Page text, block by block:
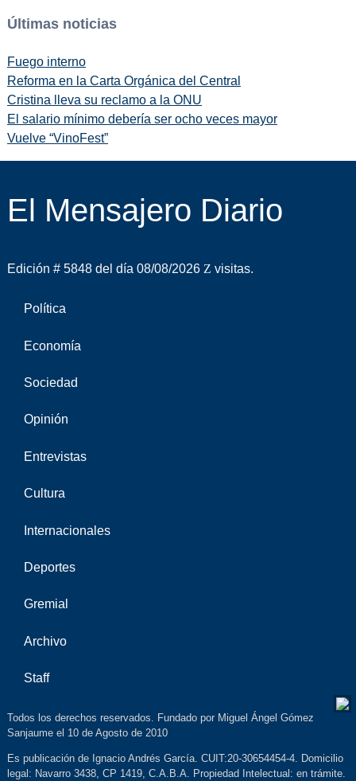
Últimas noticias
Fuego interno
Reforma en la Carta Orgánica del Central
Cristina lleva su reclamo a la ONU
El salario mínimo debería ser ocho veces mayor
Vuelve “VinoFest”
El Mensajero Diario
Edición # 5848 del día 08/08/2026 visitas.
Política
Economía
Sociedad
Opinión
Entrevistas
Cultura
Internacionales
Deportes
Gremial
Archivo
Staff
Todos los derechos reservados. Fundado por Miguel Ángel Gómez
Sanjaume el 10 de Agosto de 2010
Es publicación de Ignacio Andrés García. CUIT:20-30654454-4. Domicilio
legal: Navarro 3438, CP 1419, C.A.B.A. Propiedad Intelectual: en trámite.